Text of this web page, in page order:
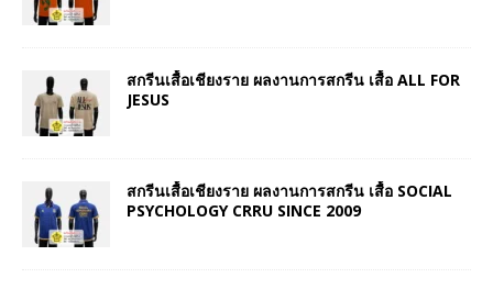
สกรีนเสื้อเชียงราย ผลงานการสกรีน เสื้อ ALL FOR
JESUS
สกรีนเสื้อเชียงราย ผลงานการสกรีน เสื้อ SOCIAL
PSYCHOLOGY CRRU SINCE 2009